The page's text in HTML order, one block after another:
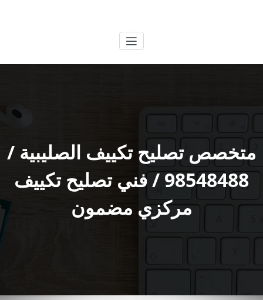
متخصص تصليح تكييف الصليبية /
98548488 / فني تصليح تكييف
مركزي مضمون